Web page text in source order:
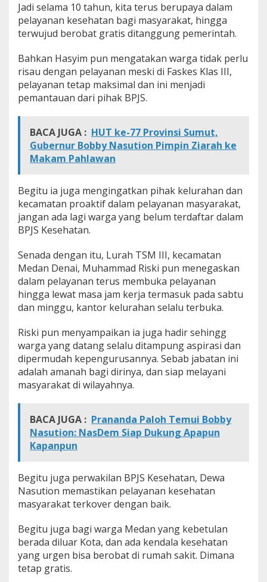
Jadi selama 10 tahun, kita terus berupaya dalam
pelayanan kesehatan bagi masyarakat, hingga
terwujud berobat gratis ditanggung pemerintah.
Bahkan Hasyim pun mengatakan warga tidak perlu
risau dengan pelayanan meski di Faskes Klas III,
pelayanan tetap maksimal dan ini menjadi
pemantauan dari pihak BPJS.
BACA JUGA : HUT ke-77 Provinsi Sumut,
Gubernur Bobby Nasution Pimpin Ziarah ke
Makam Pahlawan
Begitu ia juga mengingatkan pihak kelurahan dan
kecamatan proaktif dalam pelayanan masyarakat,
jangan ada lagi warga yang belum terdaftar dalam
BPJS Kesehatan.
Senada dengan itu, Lurah TSM III, kecamatan
Medan Denai, Muhammad Riski pun menegaskan
dalam pelayanan terus membuka pelayanan
hingga lewat masa jam kerja termasuk pada sabtu
dan minggu, kantor kelurahan selalu terbuka.
Riski pun menyampaikan ia juga hadir sehingg
warga yang datang selalu ditampung aspirasi dan
dipermudah kepengurusannya. Sebab jabatan ini
adalah amanah bagi dirinya, dan siap melayani
masyarakat di wilayahnya.
BACA JUGA : Prananda Paloh Temui Bobby
Nasution: NasDem Siap Dukung Apapun
Kapanpun
Begitu juga perwakilan BPJS Kesehatan, Dewa
Nasution memastikan pelayanan kesehatan
masyarakat terkover dengan baik.
Begitu juga bagi warga Medan yang kebetulan
berada diluar Kota, dan ada kendala kesehatan
yang urgen bisa berobat di rumah sakit. Dimana
tetap gratis.